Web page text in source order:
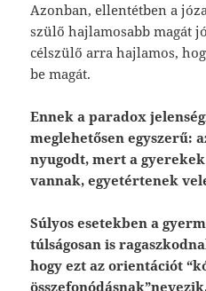
Azonban, ellentétben a
szülő hajlamosabb magát
célszülő arra hajlamos,
be magát.
Ennek a paradox
meglehetősen egyszerű:
nyugodt, mert a
vannak, egyetértenek
Súlyos esetekben a
túlságosan is
hogy ezt az orientációt